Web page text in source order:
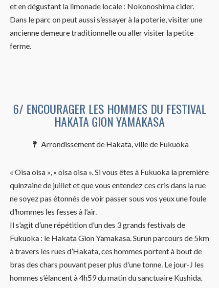
et en dégustant la limonade locale : Nokonoshima cider.
Dans le parc on peut aussi s’essayer à la poterie, visiter une
ancienne demeure traditionnelle ou aller visiter la petite
ferme.
6/ ENCOURAGER LES HOMMES DU FESTIVAL
HAKATA GION YAMAKASA
Arrondissement de Hakata, ville de Fukuoka
« Oisa oisa », « oisa oisa ». Si vous êtes à Fukuoka la première
quinzaine de juillet et que vous entendez ces cris dans la rue
ne soyez pas étonnés de voir passer sous vos yeux une foule
d’hommes les fesses à l’air.
Il s’agit d’une répétition d’un des 3 grands festivals de
Fukuoka : le Hakata Gion Yamakasa. Surun parcours de 5km
à travers les rues d’Hakata, ces hommes portent à bout de
bras des chars pouvant peser plus d’une tonne. Le jour-J les
hommes s’élancent à 4h59 du matin du sanctuaire Kushida.